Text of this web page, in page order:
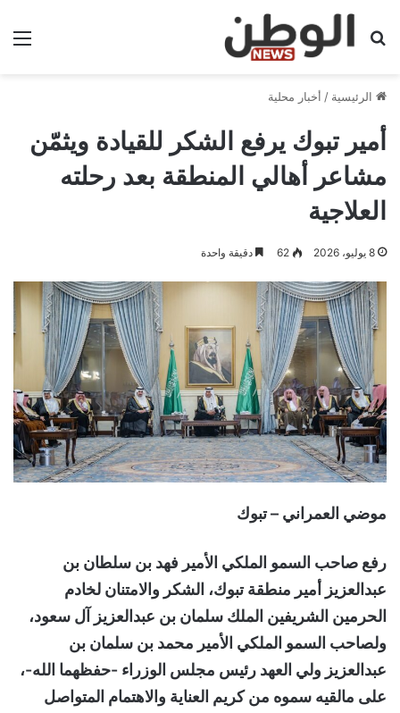
بحث عن
الرئيسية / أخبار محلية
أمير تبوك يرفع الشكر للقيادة ويثمّن
مشاعر أهالي المنطقة بعد رحلته
العلاجية
8 يوليو، 2026 62 دقيقة واحدة
موضي العمراني – تبوك
رفع صاحب السمو الملكي الأمير فهد بن سلطان بن
عبدالعزيز أمير منطقة تبوك، الشكر والامتنان لخادم
الحرمين الشريفين الملك سلمان بن عبدالعزيز آل سعود،
ولصاحب السمو الملكي الأمير محمد بن سلمان بن
عبدالعزيز ولي العهد رئيس مجلس الوزراء -حفظهما الله-،
على مالقيه سموه من كريم العناية والاهتمام المتواصل